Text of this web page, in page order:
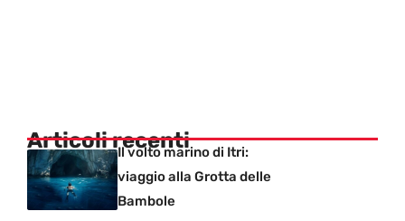
Articoli recenti
Il volto marino di Itri:
viaggio alla Grotta delle
Bambole